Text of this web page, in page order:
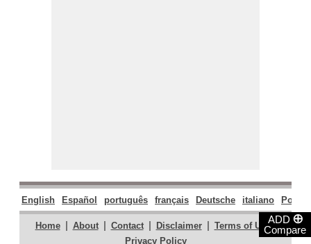
ADD ⊕
Compare
English Español português français Deutsche italiano
Home | About | Contact | Disclaimer | Terms of Use |
Privacy Policy